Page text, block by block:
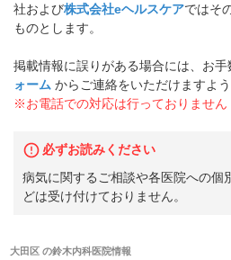
社および株式会社eヘルスケアではそ
ものとします。
掲載情報に誤りがある場合には、お手
ォーム からご連絡をいただけますよ
※お電話での対応は行っておりません
必ずお読みください
病気に関するご相談や各医院への個
どは受け付けておりません。
大田区の鈴木内科医院情報